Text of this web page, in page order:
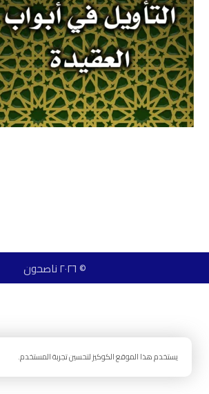
© ٢٠٢٦ ناصحون
يستخدم هذا الموقع الكوكيز لتحسين تجربة المستخدم.